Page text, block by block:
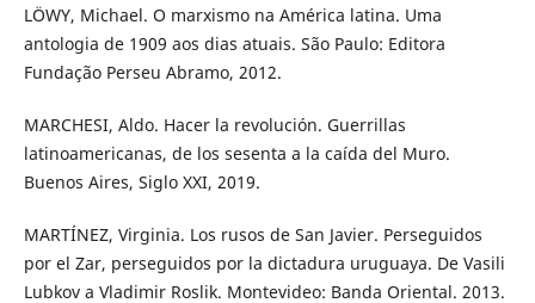
LÖWY, Michael. O marxismo na América latina. Uma
antologia de 1909 aos dias atuais. São Paulo: Editora
Fundação Perseu Abramo, 2012.
MARCHESI, Aldo. Hacer la revolución. Guerrillas
latinoamericanas, de los sesenta a la caída del Muro.
Buenos Aires, Siglo XXI, 2019.
MARTÍNEZ, Virginia. Los rusos de San Javier. Perseguidos
por el Zar, perseguidos por la dictadura uruguaya. De Vasili
Lubkov a Vladimir Roslik. Montevideo: Banda Oriental. 2013.